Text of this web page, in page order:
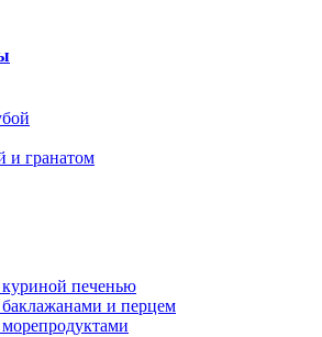
и гранатом
печенью
и перцем